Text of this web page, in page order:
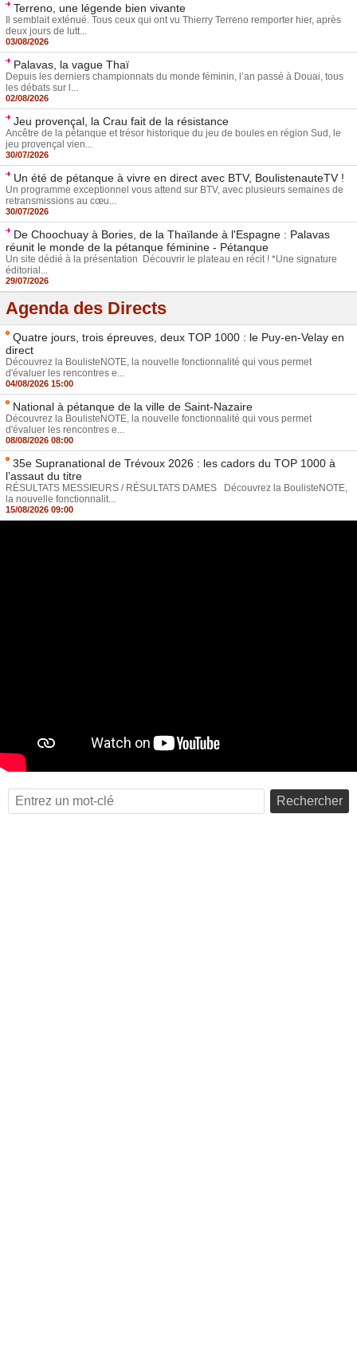
Terreno, une légende bien vivante
Il semblait exténué. Tous ceux qui ont vu Thierry Terreno remporter hier, après
deux jours de lutt...
03/08/2026
Palavas, la vague Thaï
Depuis les derniers championnats du monde féminin, l’an passé à Douai, tous
les débats sur l...
02/08/2026
Jeu provençal, la Crau fait de la résistance
Ancêtre de la pétanque et trésor historique du jeu de boules en région Sud, le
jeu provençal vien...
30/07/2026
Un été de pétanque à vivre en direct avec BTV, BoulistenauteTV !
Un programme exceptionnel vous attend sur BTV, avec plusieurs semaines de
retransmissions au cœu...
30/07/2026
De Choochuay à Bories, de la Thaïlande à l'Espagne : Palavas
réunit le monde de la pétanque féminine - Pétanque
Un site dédié à la présentation Découvrir le plateau en récit ! *Une signature
éditorial...
29/07/2026
Agenda des Directs
Quatre jours, trois épreuves, deux TOP 1000 : le Puy-en-Velay en
direct
Découvrez la BoulisteNOTE, la nouvelle fonctionnalité qui vous permet
d'évaluer les rencontres e...
04/08/2026 15:00
National à pétanque de la ville de Saint-Nazaire
Découvrez la BoulisteNOTE, la nouvelle fonctionnalité qui vous permet
d'évaluer les rencontres e...
08/08/2026 08:00
35e Supranational de Trévoux 2026 : les cadors du TOP 1000 à
l’assaut du titre
RÉSULTATS MESSIEURS / RÉSULTATS DAMES Découvrez la BoulisteNOTE,
la nouvelle fonctionnalit...
15/08/2026 09:00
Rechercher